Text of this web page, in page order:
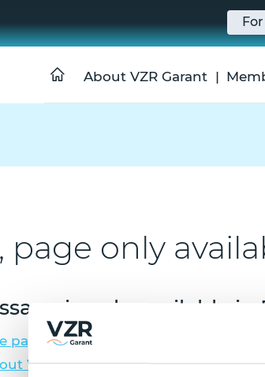
About VZR Garant
page only
is only available
page in Dutch
VZR Garant in English